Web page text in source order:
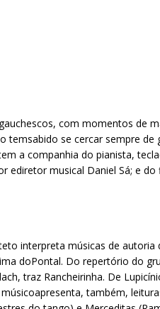
com momentos de
temsabido se cercar sempre de
a companhia do pianista,
ediretor musical Daniel Sá; e
interpreta músicas de
doPontal. Do repertório do
traz Rancheirinha. De
também,